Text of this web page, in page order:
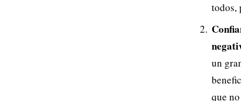
todos,
un
que